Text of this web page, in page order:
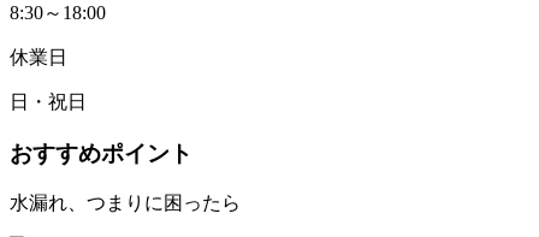
8:30～18:00
休業日
日・祝日
おすすめポイント
水漏れ、つまりに困ったら